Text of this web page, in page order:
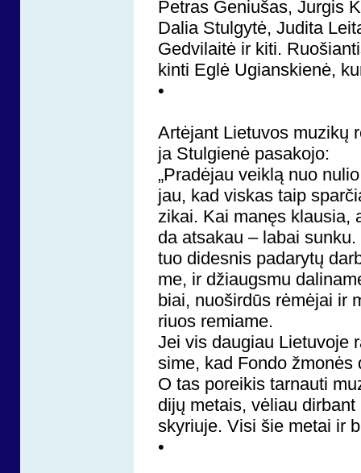
Pet­ras Ge­niu­šas, Jur­gis
Da­lia Stul­gy­tė, Ju­di­ta
Ged­vi­lai­tė ir ki­ti.
kin­ti Eg­lė Ugians­kie­nė,
•
Ar­tė­jant Lie­tu­vos mu­zi­kų
ja Stul­gie­nė pa­sa­ko­jo:
„Pra­dė­jau veik­lą nuo
jau, kad vis­kas taip
zi­kai. Kai ma­nęs klau­sia,
da at­sa­kau – la­bai
tuo di­des­nis pa­da­ry­tų
me, ir džiaugs­mu
biai, nuo­šir­dūs rė­mė­jai ir
riuos re­mia­me.
Jei vis dau­giau Lie­tu­vo­je
si­me, kad Fon­do žmo­nės
O tas po­rei­kis tar­nau­ti
di­jų me­tais, vė­liau
sky­riu­je. Vi­si šie me­tai ir
•